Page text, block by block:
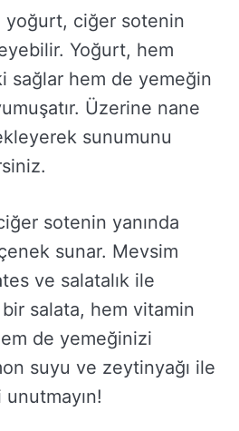
yoğurt, ciğer sotenin
Yoğurt, hem
sağlar hem de yemeğin
Üzerine nane
sunumunu
sotenin yanında
sunar. Mevsim
ve salatalık ile
bir salata, hem vitamin
de yemeğinizi
suyu ve zeytinyağı ile